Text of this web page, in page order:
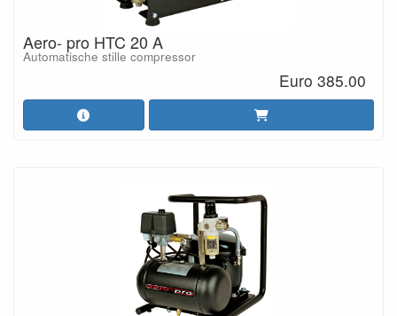
Aero- pro HTC 20 A
Automatische stille compressor
Euro 385.00